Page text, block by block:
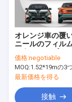
オレンジ車の覆
ニールのフィル
車のフィルムのパ
価格:negotiable
MOQ:1.52*19mの3つのロールを意味す
最新価格を得る
接触